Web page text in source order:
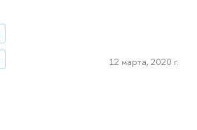
12 марта, 2020 г.